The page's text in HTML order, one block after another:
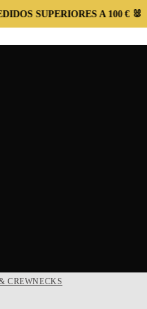
A 100 € 🐰
CREWNECKS